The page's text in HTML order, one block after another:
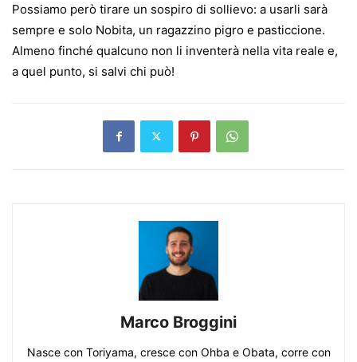
Possiamo però tirare un sospiro di sollievo: a usarli sarà
sempre e solo Nobita, un ragazzino pigro e pasticcione.
Almeno finché qualcuno non li inventerà nella vita reale e,
a quel punto, si salvi chi può!
Marco Broggini
Nasce con Toriyama, cresce con Ohba e Obata, corre con